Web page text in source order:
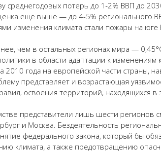
среднегодовых потерь до 1-2% ВВП до
еще выше — до 4-5% регионального
изменения климата стали пожары на
чем в остальных регионах мира —
в области адаптации к
года на европейской части страны,
представляет и возрастающая
освоения территорий, находящихся
представители лишь шести регионов
и Москва. Бездеятельность
федерального закона, который бы
климата, а также предотвращению